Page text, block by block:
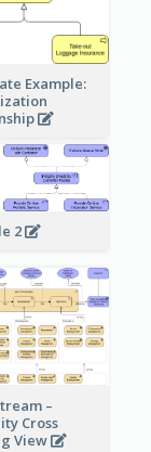
Example:
2
–
Cross
View